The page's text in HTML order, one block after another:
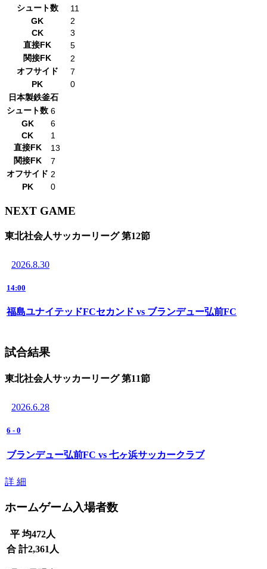
シュート数
11
GK
2
CK
3
直接FK
5
関接FK
2
オフサイド
7
PK
0
日本製鉄釜石
シュート数 6
GK
6
CK
1
直接FK
13
関接FK
7
オフサイド 2
PK
0
NEXT GAME
東北社会人サッカーリーグ 第12節
2026.8.30
14:00
福島ユナイテッドFCセカンド vs ブランデュー弘前FC
試合結果
東北社会人サッカーリーグ 第11節
2026.6.28
6 - 0
ブランデュー弘前FC vs 七ヶ浜サッカークラブ
詳 細
ホームゲーム入場者数
平 均472人
合 計2,361 人